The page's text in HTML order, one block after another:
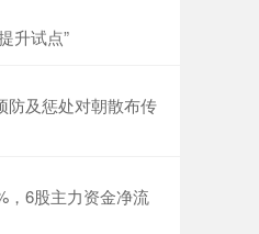
升试点”
防及惩处对朝散布传
，6股主力资金净流